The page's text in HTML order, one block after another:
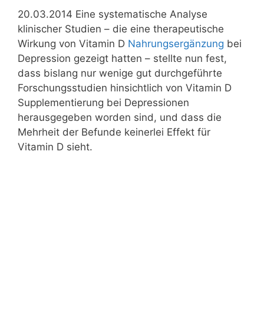
20.03.2014 Eine systematische Analyse
klinischer Studien – die eine therapeutische
Wirkung von Vitamin D Nahrungsergänzung bei
Depression gezeigt hatten – stellte nun fest,
dass bislang nur wenige gut durchgeführte
Forschungsstudien hinsichtlich von Vitamin D
Supplementierung bei Depressionen
herausgegeben worden sind, und dass die
Mehrheit der Befunde keinerlei Effekt für
Vitamin D sieht.